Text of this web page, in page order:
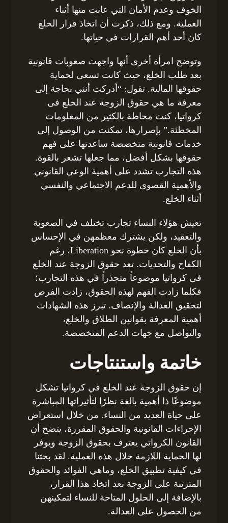
الخوف وعدم الأمان التي عانت منها أثناء
العملية. ومع ذلك، ذكرت أن اتخاذ قرار الخلع
كان أحد أهم القرارات في حياتها.
وتوضح امرأة أخرى أنها واجهت صعوبات قانونية
بعد طلب الخلع، حيث كانت تسعى لحماية
حقوقها المالية. تقول: “أدركت أنني بحاجة إلى
معرفة ما هي حقوق الزوجة عند الخلع فى
كرواتيا، كنت محاطة بالكثير من المعلومات
المخطئة.” بإصرارها، تمكنت من الوصول إلى
خدمات قانونية متخصصة ساعدتها على فهم
حقوقها بشكل أفضل، مما جعلها تشعر بالقوة.
هذه التجارب تشدد على أهمية الوعي القانوني
والأهمية القصوى للدعم الاجتماعي والنفسي
أثناء الخلع.
تعيش هؤلاء النساء تجارب تختلف في الصعوبة
والتعقيد، ولكن يشترك معظمهن في الإحساس
بأن الخلع كان خطوة نحو Liberation، رغم
الكفاح والتحديات. تعد حقوق الزوجة عند الخلع
فى كرواتيا موضوعاً متجذراً في هذه التجارب؛
فكلما زادت الفهم لهذه الحقوق، زادت الفرص
لتحقيق العدالة والإنصاف. تبرز هذه الشهادات
أهمية المعرفة بقوانين الطلاق والخلع،
والتواصل مع جهات الدعم المتخصصة.
خاتمة واستنتاجات
إن حقوق الزوجة عند الخلع في كرواتيا تشكل
موضوعًا ذا أهمية بالغة نظرًا لتأثيراتها المباشرة
على حياة العديد من النساء. من خلال استعراض
الإجراءات القانونية والحقوق المقررة، يتضح أن
القانون الكرواتي يعترف بحقوق الزوجة ويوفر
لها الحماية اللازمة خلال هذه العملية. لقد بحثنا
في كيفية تطبيق الخلع، وماهي الفوائد والحقوق
المترتبة على الزوجة بعد اتخاذ هذا القرار،
بالإضافة إلى الحلول المتاحة للنساء لتمكينهن
من الحصول على العدالة.